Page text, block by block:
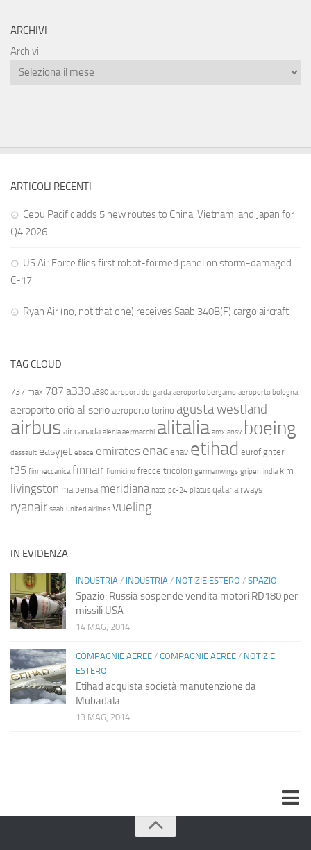
ARCHIVI
Archivi
ARTICOLI RECENTI
Cebu Pacific adds 5 new routes to China, Vietnam, and Japan for
Q4 2026
US Air Force flies first robot-formed panel on storm-damaged
C-17
Ryan Air (no, not that one) receives Saab 340B(F) cargo aircraft
TAG CLOUD
737 max 787 a330 a380 aeroporti del garda aeroporto bergamo aeroporto bologna
aeroporto orio al serio aeroporto torino agusta westland
airbus air canada alenia aermacchi alitalia amx ansv boeing
dassault easyjet ebace emirates enac enav etihad eurofighter
f35 finmeccanica finnair fiumicino frecce tricolori germanwings gripen india klm
livingston malpensa meridiana nato pc-24 pilatus qatar airways
ryanair saab united airlines vueling
IN EVIDENZA
INDUSTRIA / INDUSTRIA / NOTIZIE ESTERO / SPAZIO
Spazio: Russia sospende vendita motori RD180 per
missili USA
14 MAG, 2014
COMPAGNIE AEREE / COMPAGNIE AEREE / NOTIZIE
ESTERO
Etihad acquista società manutenzione da
Mubadala
13 MAG, 2014